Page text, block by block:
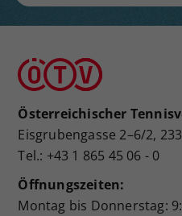
Österreichischer
Eisgrubengasse 2–6/2,
Tel.: +43 1 865 45 06 - 0
Öffnungszeiten:
Montag bis Donnerstag: